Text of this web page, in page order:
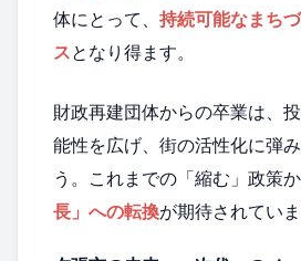
体にとって、 持続可能なまち
スとなり得ます。
財政再建団体からの卒業は、
能性を広げ、街の活性化に弾
う。これまでの「縮む」政策か
長」への転換が期待されていま